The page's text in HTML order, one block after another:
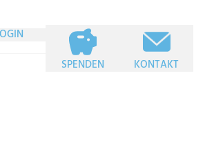
SPENDEN
KONTAKT